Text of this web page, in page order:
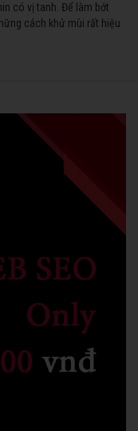
có vị tanh. Để làm bớt
cách khử mùi rất hiệu